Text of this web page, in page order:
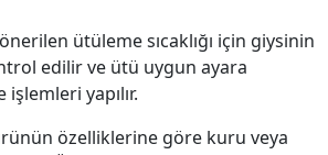
ütüleme sıcaklığı için giysinin
edilir ve ütü uygun ayara
yapılır.
özelliklerine göre kuru veya